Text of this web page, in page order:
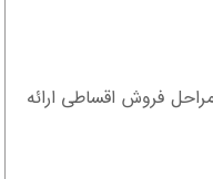
فروش اقساطی ارائه